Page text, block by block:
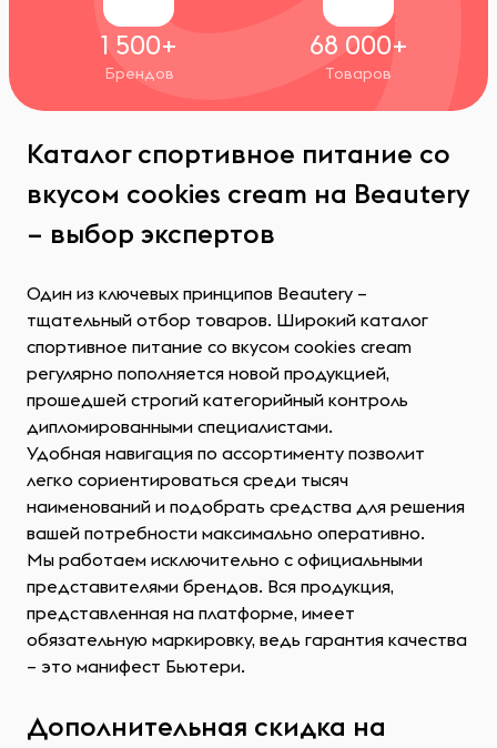
1 500+
Брендов
68 000+
Товаров
Каталог спортивное питание со
вкусом cookies cream на Beautery
– выбор экспертов
Один из ключевых принципов Beautery –
тщательный отбор товаров. Широкий каталог
спортивное питание со вкусом cookies cream
регулярно пополняется новой продукцией,
прошедшей строгий категорийный контроль
дипломированными специалистами.
Удобная навигация по ассортименту позволит
легко сориентироваться среди тысяч
наименований и подобрать средства для решения
вашей потребности максимально оперативно.
Мы работаем исключительно с официальными
представителями брендов. Вся продукция,
представленная на платформе, имеет
обязательную маркировку, ведь гарантия качества
– это манифест Бьютери.
Дополнительная скидка на